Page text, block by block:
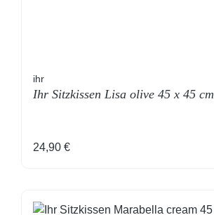
ihr
Ihr Sitzkissen Lisa olive 45 x 45 cm
Regulärer Preis:
24,90 €